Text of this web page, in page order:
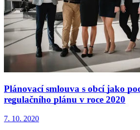
Plánovací smlouva s obcí jako
regulačního plánu v roce 2020
7. 10. 2020